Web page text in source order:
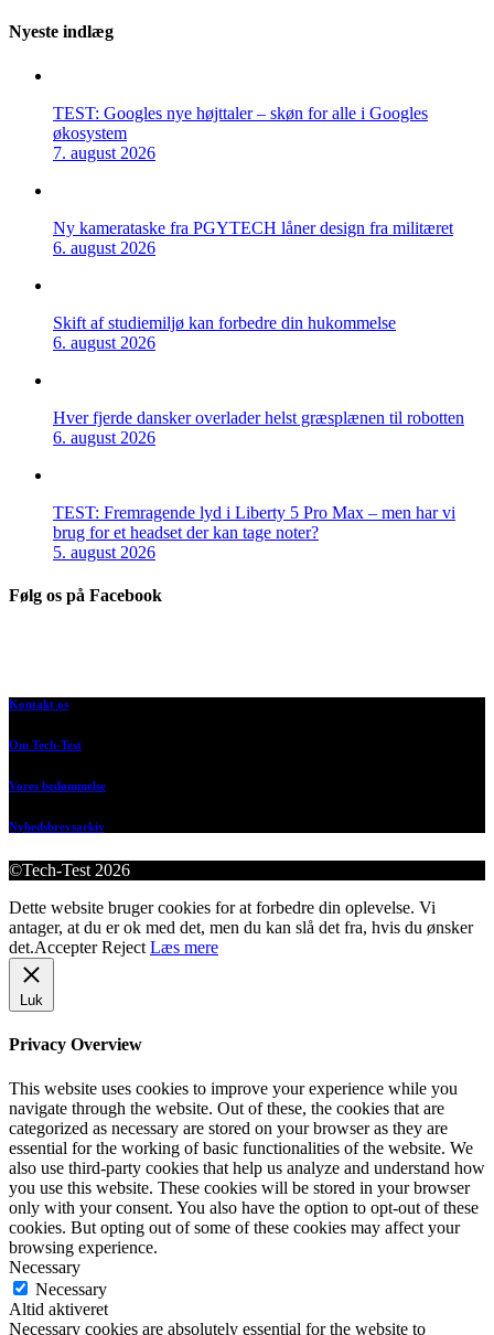
Nyeste indlæg
TEST: Googles nye højttaler – skøn for alle i Googles
økosystem
7. august 2026
Ny kamerataske fra PGYTECH låner design fra militæret
6. august 2026
Skift af studiemiljø kan forbedre din hukommelse
6. august 2026
Hver fjerde dansker overlader helst græsplænen til robotten
6. august 2026
TEST: Fremragende lyd i Liberty 5 Pro Max – men har vi
brug for et headset der kan tage noter?
5. august 2026
Følg os på Facebook
Kontakt os
Om Tech-Test
Vores bedømmelse
Nyhedsbrevsarkiv
©Tech-Test 2026
Dette website bruger cookies for at forbedre din oplevelse. Vi
antager, at du er ok med det, men du kan slå det fra, hvis du ønsker
det.Accepter Reject Læs mere
Luk
Privacy Overview
This website uses cookies to improve your experience while you
navigate through the website. Out of these, the cookies that are
categorized as necessary are stored on your browser as they are
essential for the working of basic functionalities of the website. We
also use third-party cookies that help us analyze and understand how
you use this website. These cookies will be stored in your browser
only with your consent. You also have the option to opt-out of these
cookies. But opting out of some of these cookies may affect your
browsing experience.
Necessary
Necessary
Altid aktiveret
Necessary cookies are absolutely essential for the website to